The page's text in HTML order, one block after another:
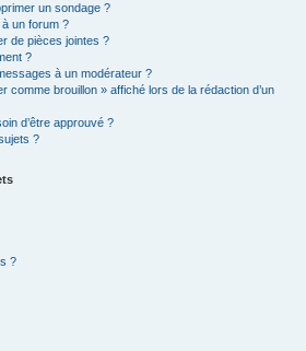
un sondage ?
un forum ?
de pièces jointes ?
?
à un modérateur ?
comme brouillon » affiché lors de la rédaction d’un
d’être approuvé ?
?
?